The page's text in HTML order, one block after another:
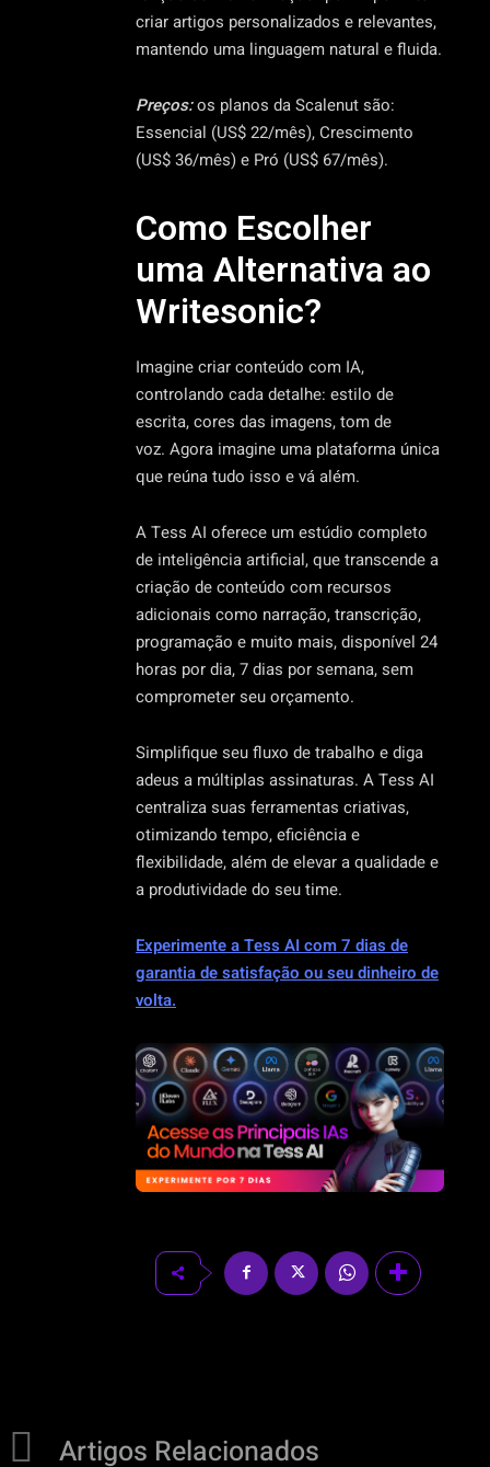
criar artigos personalizados e relevantes,
mantendo uma linguagem natural e fluida.
Preços:os planos da Scalenut são:
Essencial (US$ 22/mês), Crescimento
(US$ 36/mês) e Pró (US$ 67/mês).
Como Escolher
uma Alternativa ao
Writesonic?
Imagine criar conteúdo com IA,
controlando cada detalhe: estilo de
escrita, cores das imagens, tom de
voz. Agora imagine uma plataforma única
que reúna tudo isso e vá além.
A Tess AI oferece um estúdio completo
de inteligência artificial, que transcende a
criação de conteúdo com recursos
adicionais como narração, transcrição,
programação e muito mais, disponível 24
horas por dia, 7 dias por semana, sem
comprometer seu orçamento.
Simplifique seu fluxo de trabalho e diga
adeus a múltiplas assinaturas. A Tess AI
centraliza suas ferramentas criativas,
otimizando tempo, eficiência e
flexibilidade, além de elevar a qualidade e
a produtividade do seu time.
Experimente a Tess AI com 7 dias de
garantia de satisfação ou seu dinheiro de
volta.
Artigos Relacionados